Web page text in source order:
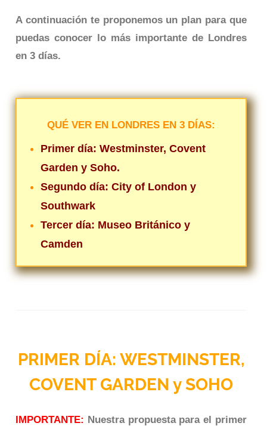
A continuación te proponemos un plan para que
puedas conocer lo más importante de Londres
en 3 días.
QUÉ VER EN LONDRES EN 3 DÍAS:
Primer día: Westminster, Covent
Garden y Soho.
Segundo día: City of London y
Southwark
Tercer día: Museo Británico y
Camden
PRIMER DÍA: WESTMINSTER,
COVENT GARDEN y SOHO
IMPORTANTE: Nuestra propuesta para el primer